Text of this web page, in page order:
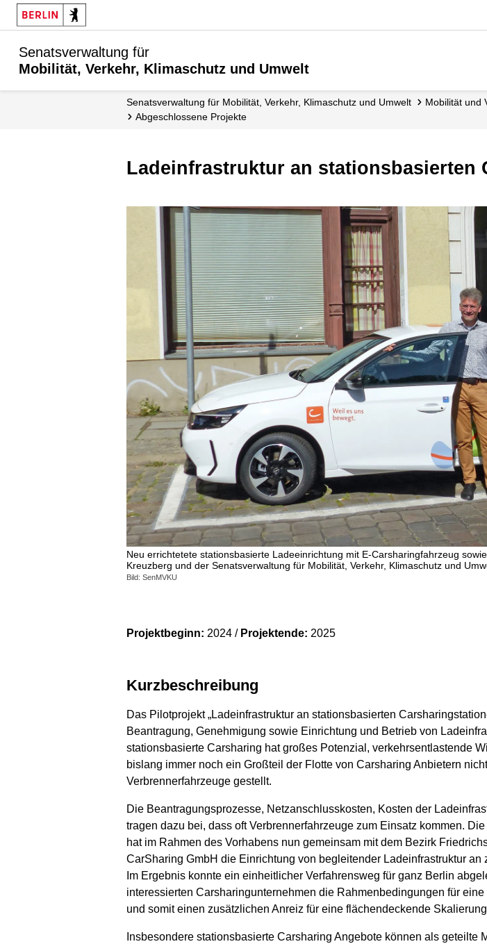
Senatsverwaltung für
Mobilität, Verkehr, Klimaschutz und Umwelt
Senatsverwaltung für Mobilität, Verkehr, Klimaschutz und Umwelt Mobilität und
Abgeschlossene Projekte
Ladeinfrastruktur an stationsbasierten
Neu errichtetete stationsbasierte Ladeeinrichtung mit E-Carsharingfahrzeug
Kreuzberg und der Senatsverwaltung für Mobilität, Verkehr, Klimaschutz und
Bild: SenMVKU
Projektbeginn: 2024 / Projektende: 2025
Kurzbeschreibung
Das Pilotprojekt „Ladeinfrastruktur an stationsbasierten
Beantragung, Genehmigung sowie Einrichtung und Betrieb von
stationsbasierte Carsharing hat großes Potenzial, verkehrsentlastende
bislang immer noch ein Großteil der Flotte von Carsharing Anbietern
Verbrennerfahrzeuge gestellt.
Die Beantragungsprozesse, Netzanschlusskosten, Kosten der
tragen dazu bei, dass oft Verbrennerfahrzeuge zum Einsatz kommen.
hat im Rahmen des Vorhabens nun gemeinsam mit dem Bezirk
CarSharing GmbH die Einrichtung von begleitender Ladeinfrastruktur
Im Ergebnis konnte ein einheitlicher Verfahrensweg für ganz Berlin
interessierten Carsharingunternehmen die Rahmenbedingungen für
und somit einen zusätzlichen Anreiz für eine flächendeckende
Insbesondere stationsbasierte Carsharing Angebote können als